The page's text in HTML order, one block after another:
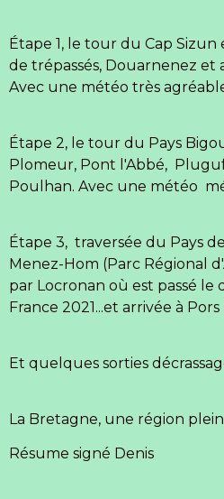
Étape 1, le tour du Cap Sizun
de trépassés, Douarnenez et
Avec une météo très
Étape 2, le tour du Pays
Plomeur, Pont l'Abbé,
Poulhan. Avec une météo
Étape 3, traversée du Pays
Menez-Hom (Parc Régional
par Locronan où est passé
France 2021...et arrivée à
Et quelques sorties
La Bretagne, une région
Résume signé Denis